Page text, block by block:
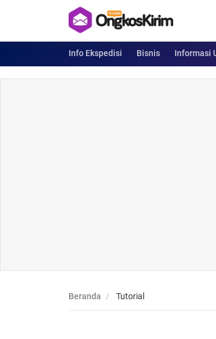
Info Ekspedisi Bisnis Informasi
Beranda Tutorial